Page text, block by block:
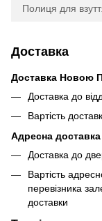
Полиця для
Доставка
Доставка Новою
Доставка до
Вартість
Адресна доставка
Доставка до
Вартість
перевізника
доставки